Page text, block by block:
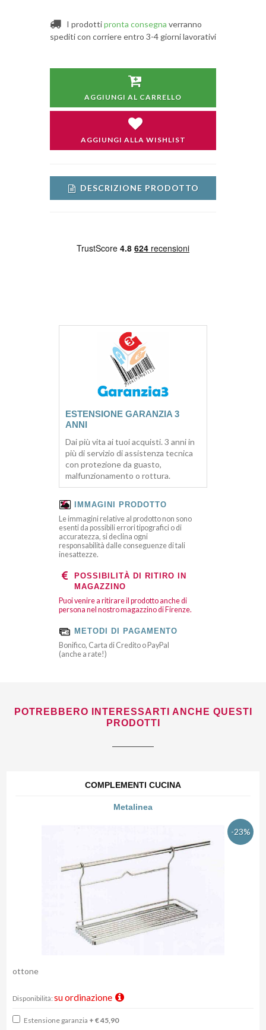
I prodottipronta consegna verranno
spediti con corriere entro 3-4 giorni lavorativi
AGGIUNGI AL CARRELLO
AGGIUNGI ALLA WISHLIST
DESCRIZIONE PRODOTTO
ESTENSIONE GARANZIA 3
ANNI
Dai più vita ai tuoi acquisti. 3 anni in
più di servizio di assistenza tecnica
con protezione da guasto,
malfunzionamento o rottura.
IMMAGINI PRODOTTO
Le immagini relative al prodotto non sono
esenti da possibili errori tipografici o di
accuratezza, si declina ogni
responsabilità dalle conseguenze di tali
inesattezze.
POSSIBILITÀ DI RITIRO IN
MAGAZZINO
Puoi venire a ritirare il prodotto anche di
persona nel nostro magazzino di Firenze.
METODI DI PAGAMENTO
Bonifico, Carta di Credito o PayPal
(anche a rate!)
POTREBBERO INTERESSARTI ANCHE QUESTI
PRODOTTI
COMPLEMENTI CUCINA
Metalinea
-23%
ottone
Disponibilità: su ordinazione
Estensione garanzia + € 45,90